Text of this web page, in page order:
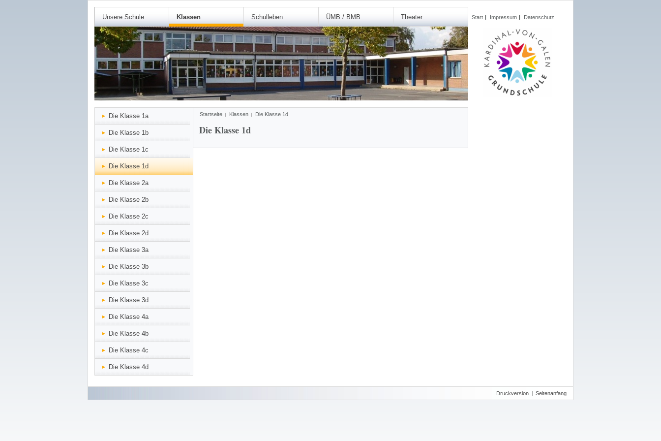
Unsere Schule Klassen Schulleben ÜMB / BMB Theater Start Impressum Datenschutz
Startseite Klassen Die Klasse 1d
Die Klasse 1d
Die Klasse 1a
Die Klasse 1b
Die Klasse 1c
Die Klasse 1d
Die Klasse 2a
Die Klasse 2b
Die Klasse 2c
Die Klasse 2d
Die Klasse 3a
Die Klasse 3b
Die Klasse 3c
Die Klasse 3d
Die Klasse 4a
Die Klasse 4b
Die Klasse 4c
Die Klasse 4d
Seitenanfang
Druckversion